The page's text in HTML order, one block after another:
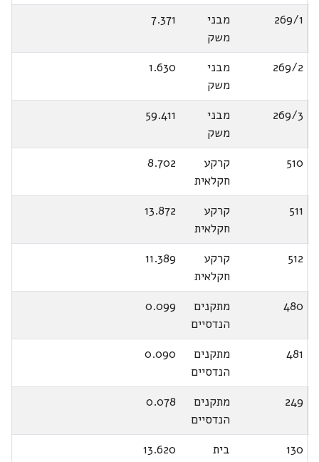
269/1
מבני
משק
7.371
269/2
מבני
משק
1.630
269/3
מבני
משק
59.411
510
קרקע
חקלאית
8.702
511
קרקע
חקלאית
13.872
512
קרקע
חקלאית
11.389
480
מתקנים
הנדסיים
0.099
481
מתקנים
הנדסיים
0.090
249
מתקנים
הנדסיים
0.078
130
בית
13.620